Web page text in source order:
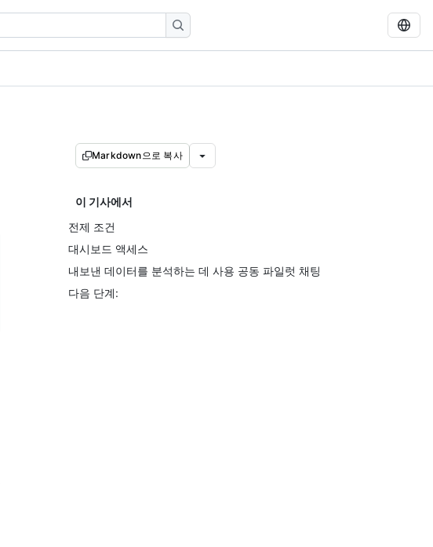
Markdown으로 복사
이 기사에서
전제 조건
대시보드 액세스
내보낸 데이터를 분석하는 데 사용 공동 파일럿 채팅
다음 단계: